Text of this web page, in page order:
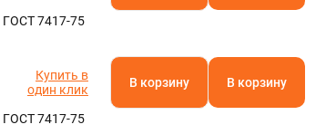
ГОСТ 7417-75
ГОСТ 7417-75
Купить в
один клик
В корзину В корзину